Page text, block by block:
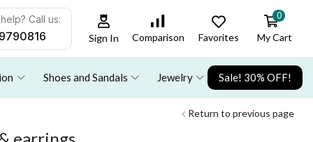
Call us:
Sign In Comparison Favorites
0
My Cart
Shoes and Sandals Jewelry Sale! 30% OFF!
Return to previous page